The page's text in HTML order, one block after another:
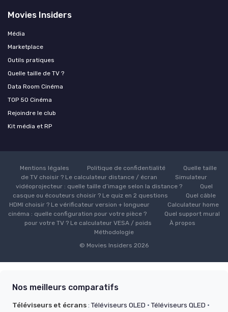
Movies Insiders
Média
Marketplace
Outils pratiques
Quelle taille de TV ?
Data Room Cinéma
TOP 50 Cinéma
Rejoindre le club
Kit média et RP
Mentions légales Politique de confidentialité
Quelle taille
de TV choisir ? Le calculateur distance / écran
Simulateur
vidéoprojecteur : quelle taille d’image selon la distance ?
Quel
casque ou écouteurs choisir ? Le quiz en 2 questions
Quel câble
HDMI choisir ? Le vérificateur version + longueur
Calculateur home
cinéma : quelle configuration pour votre pièce ?
Quel support mural
pour votre TV ? Le calculateur VESA / poids
À propos
Méthodologie
© Movies Insiders 2026
Nos meilleurs comparatifs
Téléviseurs et écrans:Téléviseurs OLED ·Téléviseurs QLED ·